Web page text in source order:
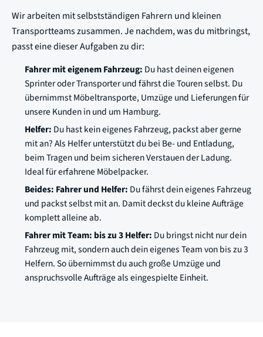
Wir arbeiten mit selbstständigen Fahrern und kleinen
Transportteams zusammen. Je nachdem, was du mitbringst,
passt eine dieser Aufgaben zu dir:
Fahrer mit eigenem Fahrzeug: Du hast deinen eigenen
Sprinter oder Transporter und fährst die Touren selbst. Du
übernimmst Möbeltransporte, Umzüge und Lieferungen für
unsere Kunden in und um Hamburg.
Helfer: Du hast kein eigenes Fahrzeug, packst aber gerne
mit an? Als Helfer unterstützt du bei Be- und Entladung,
beim Tragen und beim sicheren Verstauen der Ladung.
Ideal für erfahrene Möbelpacker.
Beides: Fahrer und Helfer: Du fährst dein eigenes Fahrzeug
und packst selbst mit an. Damit deckst du kleine Aufträge
komplett alleine ab.
Fahrer mit Team: bis zu 3 Helfer: Du bringst nicht nur dein
Fahrzeug mit, sondern auch dein eigenes Team von bis zu 3
Helfern. So übernimmst du auch große Umzüge und
anspruchsvolle Aufträge als eingespielte Einheit.